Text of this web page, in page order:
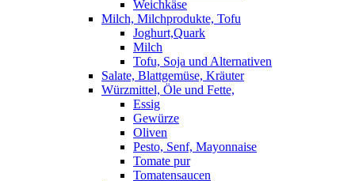
Weichkäse
Milch, Milchprodukte, Tofu
Joghurt,Quark
Milch
Tofu, Soja und Alternativen
Salate, Blattgemüse, Kräuter
Würzmittel, Öle und Fette,
Essig
Gewürze
Oliven
Pesto, Senf, Mayonnaise
Tomate pur
Tomatensaucen